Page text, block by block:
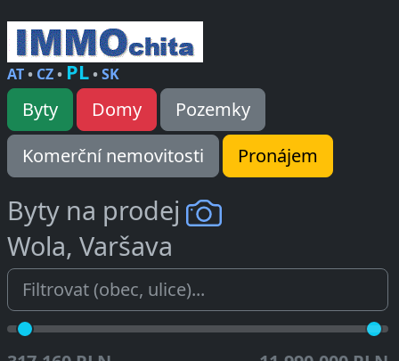
AT• CZ• PL•SK
Byty Domy
Pozemky
Komerční nemovitosti
Pronájem
Byty na prodej
Wola, Varšava